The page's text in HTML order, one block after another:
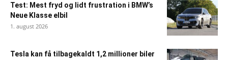
Test: Mest fryd og lidt frustration i BMW’s
Neue Klasse elbil
1. august 2026
Tesla kan få tilbagekaldt 1,2 millioner biler